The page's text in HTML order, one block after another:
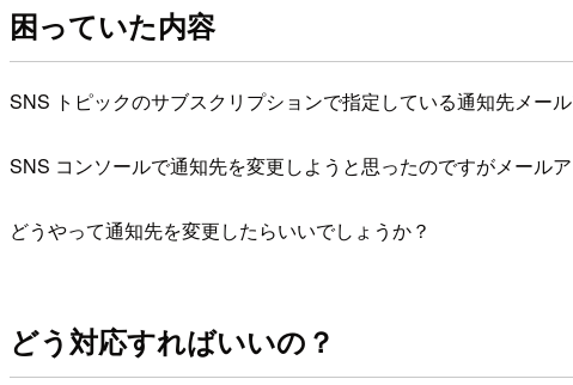
困っていた内容
SNS トピックのサブスクリプションで指定している通知先メール
SNS コンソールで通知先を変更しようと思ったのですがメール
どうやって通知先を変更したらいいでしょうか？
どう対応すればいいの？